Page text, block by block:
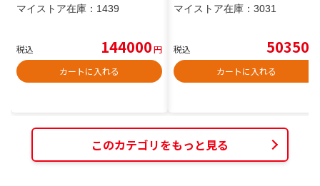
マイストア在庫： 1439
税込 144000円
カートに入れる
マイストア在庫： 3031
税込 50350
カートに入れる
このカテゴリをもっと見る